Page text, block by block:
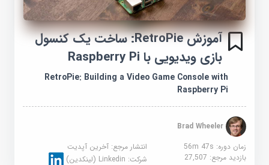
آموزش RetroPie: ساخت یک کنسول
بازی ویدیویی با Raspberry Pi
RetroPie: Building a Video Game Console with
Raspberry Pi
Brad Wheeler
زمان دوره: 56m 47s
انتشار مرجع:آخرین آپدیت
بازدید مرجع:27,507 شرکت:Linkedin (لینکدین)